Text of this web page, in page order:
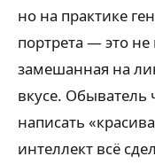
но на практике
портрета — это не
замешанная на
вкусе. Обыватель
написать
интеллект всё